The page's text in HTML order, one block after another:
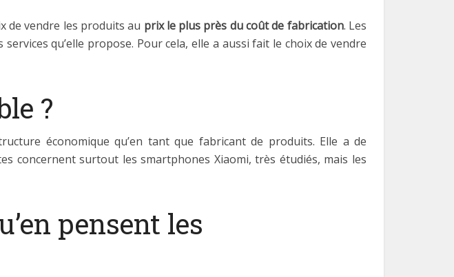
de vendre les produits au prix le plus près du coût de fabrication. Les
qu’elle propose. Pour cela, elle a aussi fait le choix de vendre
?
économique qu’en tant que fabricant de produits. Elle a de
concernent surtout les smartphones Xiaomi, très étudiés, mais les
pensent les